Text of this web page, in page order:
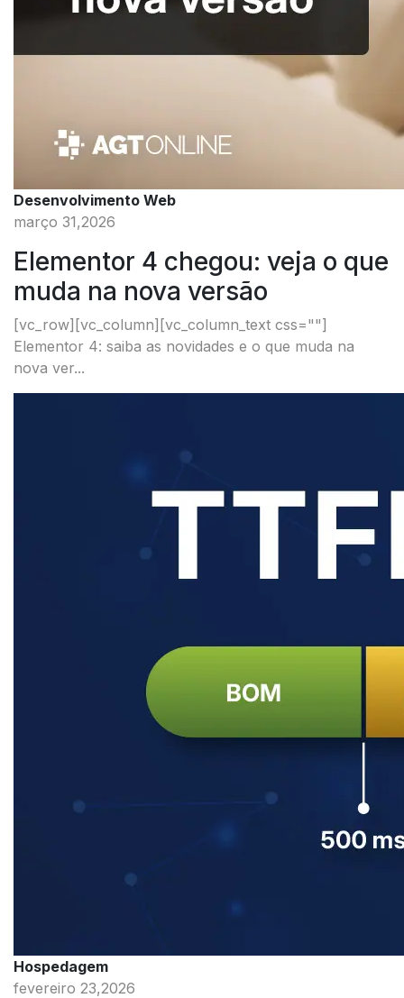
Desenvolvimento Web
março 31,2026
Elementor 4 chegou: veja o que
muda na nova versão
[vc_row][vc_column][vc_column_text css=""]
Elementor 4: saiba as novidades e o que muda na
nova ver...
Hospedagem
fevereiro 23,2026